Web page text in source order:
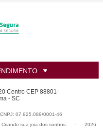
Centro CEP 88801-
- SC
07.925.089/0001-46
Criando sua joia dos sonhos - 2026